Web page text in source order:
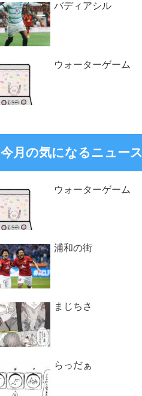
バディアシル
ウォーターゲーム
今月の気になるニュース
ウォーターゲーム
浦和の街
まじちさ
らっだぁ